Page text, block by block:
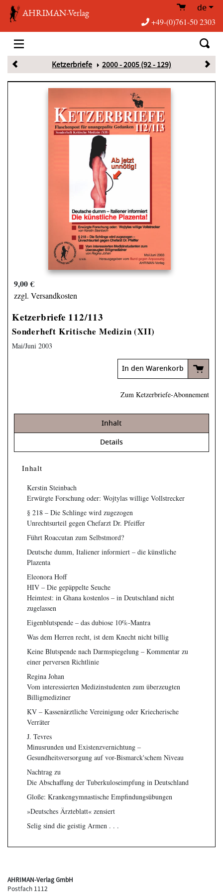
AHRIMAN-Verlag de
+49-(0)761-50 2303
Ketzerbriefe 2000 - 2005 (92 - 129)
9,00 €
zzgl. Versandkosten
Ketzerbriefe 112/113
Sonderheft Kritische Medizin (XII)
Mai/Juni 2003
In den Warenkorb
Zum Ketzerbriefe-Abonnement
Inhalt
Details
Inhalt
Kerstin Steinbach
Erwürgte Forschung oder: Wojtylas willige Vollstrecker
§ 218 – Die Schlinge wird zugezogen
Unrechtsurteil gegen Chefarzt Dr. Pfeiffer
Führt Roaccutan zum Selbstmord?
Deutsche dumm, Italiener informiert – die künstliche
Plazenta
Eleonora Hoff
HIV – Die gepäppelte Seuche
Heimtest: in Ghana kostenlos – in Deutschland nicht
zugelassen
Eigenblutspende – das dubiose 10%-Mantra
Was dem Herren recht, ist dem Knecht nicht billig
Keine Blutspende nach Darmspiegelung – Kommentar zu
einer perversen Richtlinie
Regina Johan
Vom interessierten Medizinstudenten zum überzeugten
Billigmediziner
KV – Kassenärztliche Vereinigung oder Kriecherische
Verräter
J. Tevres
Minusrunden und Existenzvernichtung –
Gesundheitsversorgung auf vor-Bismarck'schem Niveau
Nachtrag zu
Die Abschaffung der Tuberkuloseimpfung in Deutschland
Gloße: Krankengymnastische Empfindungsübungen
»Deutsches Ärzteblatt« zensiert
Selig sind die geistig Armen . . .
AHRIMAN-Verlag GmbH
Postfach 1112